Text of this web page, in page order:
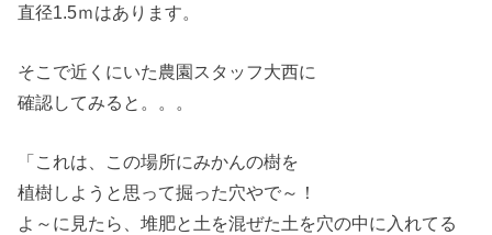
直径1.5ｍはあります。
そこで近くにいた農園スタッフ大西に
確認してみると。。。
「これは、この場所にみかんの樹を
植樹しようと思って掘った穴やで～！
よ～に見たら、堆肥と土を混ぜた土を穴の中に入れてる